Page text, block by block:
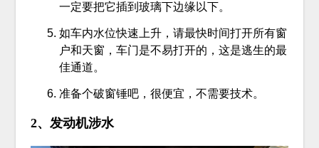
一定要把它插到玻璃下边缘以下。
如车内水位快速上升，请最快时间打开所有窗
户和天窗，车门是不易打开的，这是逃生的最
佳通道。
准备个破窗锤吧，很便宜，不需要技术。
2、发动机涉水